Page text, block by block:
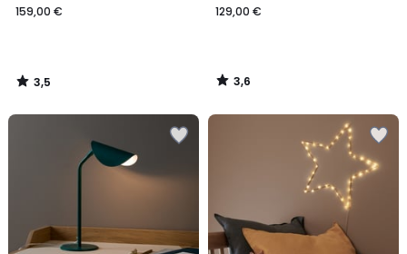
€.
159,00 €
3,5
/
129,00 €
3,6
/